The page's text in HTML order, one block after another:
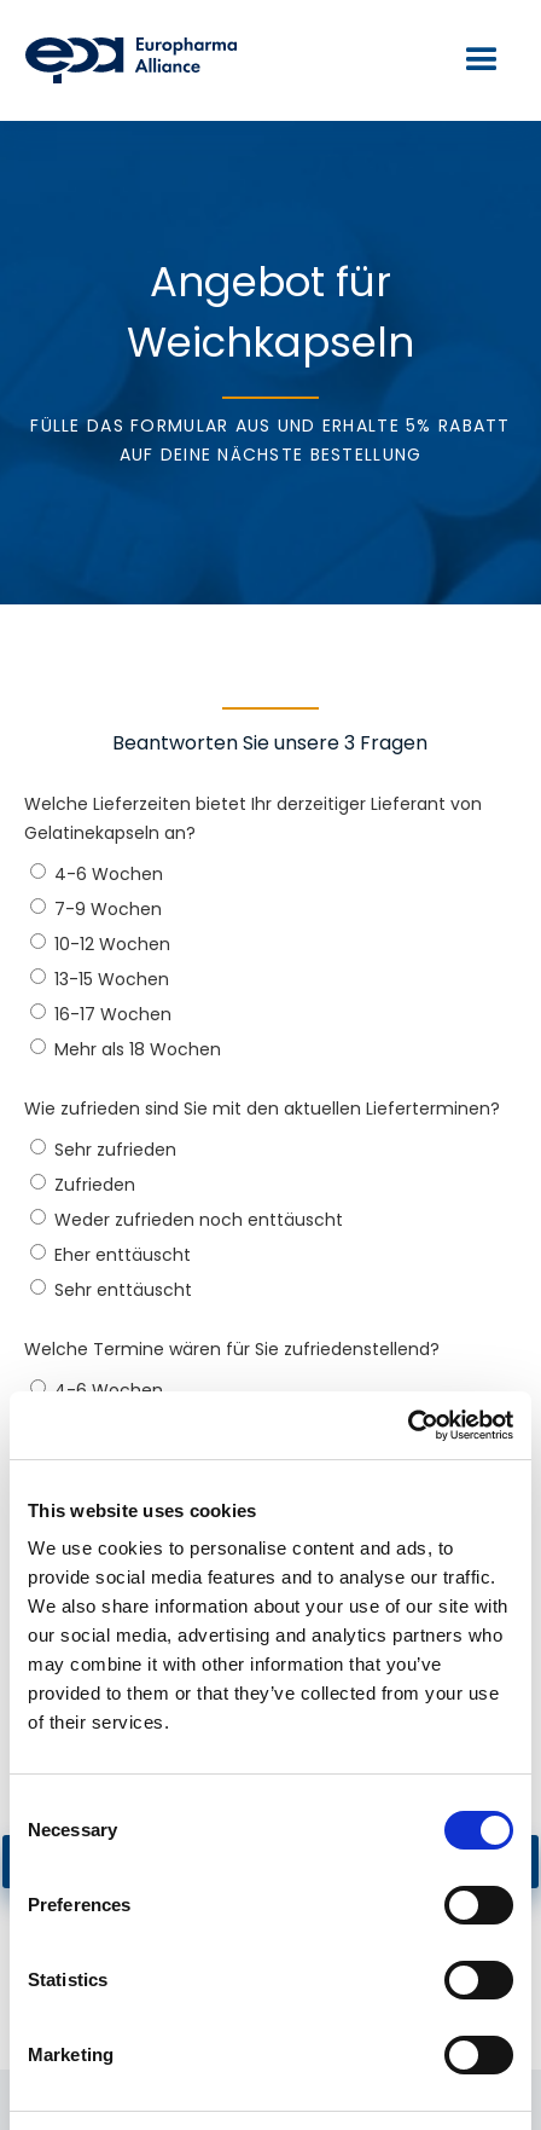
This website uses cookies
We use cookies to personalise content and ads, to
provide social media features and to analyse our traffic.
We also share information about your use of our site with
our social media, advertising and analytics partners who
may combine it with other information that you’ve
provided to them or that they’ve collected from your use
of their services.
Selection
Necessary
Preferences
Statistics
Marketing
Angebot für
Weichkapseln
FÜLLE DAS FORMULAR AUS UND ERHALTE 5% RABATT
AUF DEINE NÄCHSTE BESTELLUNG
Beantworten Sie unsere 3 Fragen
Welche Lieferzeiten bietet Ihr derzeitiger Lieferant von
Gelatinekapseln an?
4-6 Wochen
7-9 Wochen
10-12 Wochen
13-15 Wochen
16-17 Wochen
Mehr als 18 Wochen
Wie zufrieden sind Sie mit den aktuellen Lieferterminen?
Sehr zufrieden
Zufrieden
Weder zufrieden noch enttäuscht
Eher enttäuscht
Sehr enttäuscht
Welche Termine wären für Sie zufriedenstellend?
4-6 Wochen
10-12 Wochen
Mehr als 18 Wochen
Ich stimme der Verarbeitung meiner personenbezogenen Daten
für den in der Datenschutzerklärung angegebenen Zweck und
Daten freiwillig zur Verfügung gestellt habe.